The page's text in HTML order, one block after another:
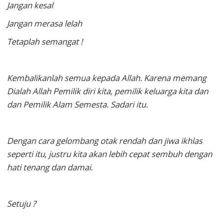
Jangan kesal
Jangan merasa lelah
Tetaplah semangat !
Kembalikanlah semua kepada Allah. Karena memang
Dialah Allah Pemilik diri kita, pemilik keluarga kita dan
dan Pemilik Alam Semesta. Sadari itu.
Dengan cara gelombang otak rendah dan jiwa ikhlas
seperti itu, justru kita akan lebih cepat sembuh dengan
hati tenang dan damai.
Setuju ?